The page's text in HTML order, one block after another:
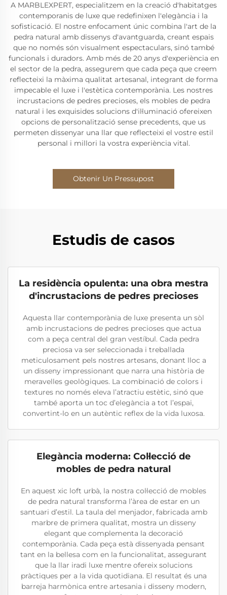
A MARBLEXPERT, especialitzem en la creació d'habitatges
contemporanis de luxe que redefinixen l'elegància i la
sofisticació. El nostre enfocament únic combina l'art de la
pedra natural amb dissenys d'avantguarda, creant espais
que no només són visualment espectaculars, sinó també
funcionals i duradors. Amb més de 20 anys d'experiència en
el sector de la pedra, assegurem que cada peça que creem
reflecteixi la màxima qualitat artesanal, integrant de forma
impecable el luxe i l'estètica contemporània. Les nostres
incrustacions de pedres precioses, els mobles de pedra
natural i les exquisides solucions d'il·luminació ofereixen
opcions de personalització sense precedents, que us
permeten dissenyar una llar que reflecteixi el vostre estil
personal i millori la vostra experiència vital.
Obtenir Un Pressupost
Estudis de casos
La residència opulenta: una obra mestra
d'incrustacions de pedres precioses
Aquesta llar contemporània de luxe presenta un sòl
amb incrustacions de pedres precioses que actua
com a peça central del gran vestíbul. Cada pedra
preciosa va ser seleccionada i treballada
meticulosament pels nostres artesans, donant lloc a
un disseny impressionant que narra una història de
meravelles geològiques. La combinació de colors i
textures no només eleva l’atractiu estètic, sinó que
també aporta un toc d’elegància a tot l’espai,
convertint-lo en un autèntic reflex de la vida luxosa.
Elegància moderna: Col·lecció de
mobles de pedra natural
En aquest xic loft urbà, la nostra col·lecció de mobles
de pedra natural transforma l’àrea de estar en un
santuari d’estil. La taula del menjador, fabricada amb
marbre de primera qualitat, mostra un disseny
elegant que complementa la decoració
contemporània. Cada peça està dissenyada pensant
tant en la bellesa com en la funcionalitat, assegurant
que la llar iradi luxe mentre ofereix solucions
pràctiques per a la vida quotidiana. El resultat és una
barreja harmònica entre artesania i disseny modern,